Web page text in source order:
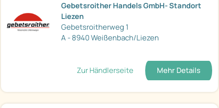
Gebetsroither Handels GmbH- Standort
Liezen
Gebetsroitherweg 1
A - 8940 Weißenbach/Liezen
Zur Händlerseite Mehr Details